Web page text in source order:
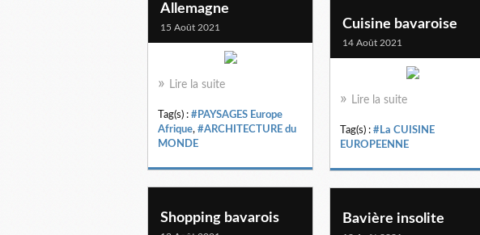
Allemagne
15 Août 2021
Lire la suite
Tag(s) : #PAYSAGES Europe
Afrique, #ARCHITECTURE du
MONDE
Cuisine bavaroise
14 Août 2021
Lire la suite
Tag(s) : #La CUISINE
EUROPEENNE
Shopping bavarois Bavière insolite